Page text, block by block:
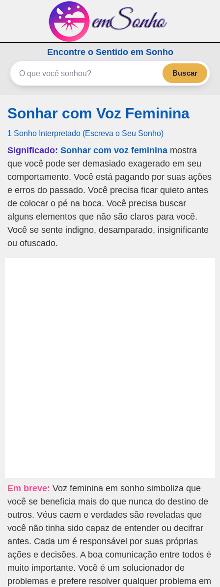
emSonho.com
Os sonhos significam mais
Encontre o Sentido em Sonho
Buscar
Sonhar com Voz Feminina
1 Sonho Interpretado (Escreva o Seu Sonho)
Significado: Sonhar com voz feminina mostra
que você pode ser demasiado exagerado em seu
comportamento. Você está pagando por suas ações
e erros do passado. Você precisa ficar quieto antes
de colocar o pé na boca. Você precisa buscar
alguns elementos que não são claros para você.
Você se sente indigno, desamparado, insignificante
ou ofuscado.
Em breve: Voz feminina em sonho simboliza que
você se beneficia mais do que nunca do destino de
outros. Véus caem e verdades são reveladas que
você não tinha sido capaz de entender ou decifrar
antes. Cada um é responsável por suas próprias
ações e decisões. A boa comunicação entre todos é
muito importante. Você é um solucionador de
problemas e prefere resolver qualquer problema em